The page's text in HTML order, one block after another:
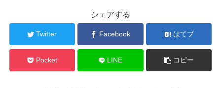
シェアする
Twitter Facebook はてブ
Pocket LINE コピー